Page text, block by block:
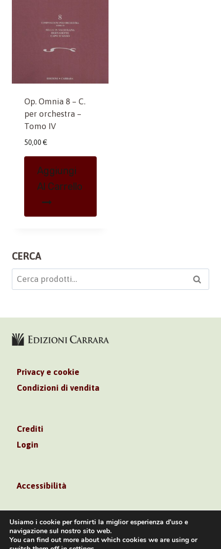
Op. Omnia 8 – C.
per orchestra –
Tomo IV
50,00 €
Aggiungi
Al Carrello
CERCA
Cerca: Cerca
Privacy e cookie
Condizioni di vendita
Crediti
Login
Accessibilità
Volontè & Co. Srl – P.I. 06181480960 –
Usiamo i cookie per fornirti la miglior esperienza d'uso e
navigazione sul nostro sito web.
You can find out more about which cookies we are using or